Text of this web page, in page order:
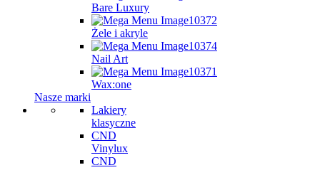
Bare Luxury
Żele i akryle
Nail Art
Wax:one
Nasze marki
Lakiery
klasyczne
CND
Vinylux
CND